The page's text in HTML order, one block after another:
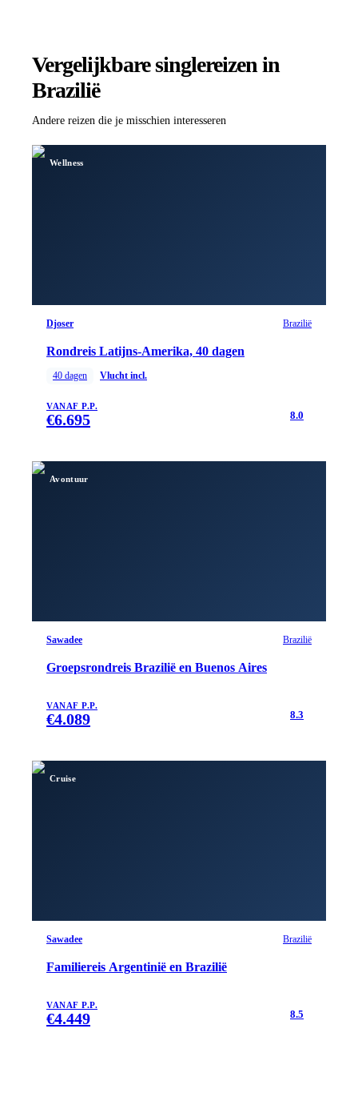
Vergelijkbare singlereizen in
Brazilië
Andere reizen die je misschien interesseren
Wellness
Djoser Brazilië
Rondreis Latijns-Amerika, 40 dagen
40 dagen Vlucht incl.
VANAF P.P.
€6.695 8.0
Avontuur
Sawadee Brazilië
Groepsrondreis Brazilië en Buenos Aires
VANAF P.P.
€4.089 8.3
Cruise
Sawadee Brazilië
Familiereis Argentinië en Brazilië
VANAF P.P.
€4.449 8.5